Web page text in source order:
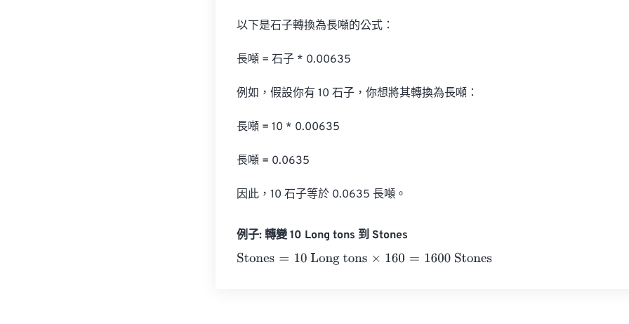
以下是石子轉換為長噸的公式：
長噸 = 石子 * 0.00635
例如，假設你有 10 石子，你想將其轉換為長噸：
長噸 = 10 * 0.00635
長噸 = 0.0635
因此，10 石子等於 0.0635 長噸。
例子: 轉變 10 Long tons 到 Stones
Stones= 10 Long tons×160 =1600 Stones